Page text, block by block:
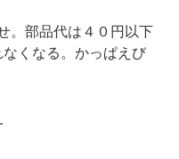
。部品代は４０円以下
くなる。かっぱえび